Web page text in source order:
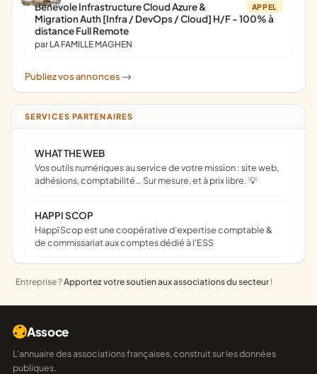
APPEL
Bénévole Infrastructure Cloud Azure &
Migration Auth [Infra / DevOps / Cloud] H/F - 100% à
distance Full Remote
par LA FAMILLE MAGHEN
Publiez vos annonces ->
SERVICES PARTENAIRES
WHAT THE WEB
Vos outils numériques au service de votre mission : site web,
adhésions, comptabilité… Sur mesure, et à prix libre. 💡
HAPPI SCOP
Happï Scop est une coopérative d’expertise comptable &
de commissariat aux comptes dédié à l'ESS
Entreprise ?Apportez votre soutien aux associations du secteur !
Assoce
L'annuaire des associations françaises, construit sur les données
publiques.